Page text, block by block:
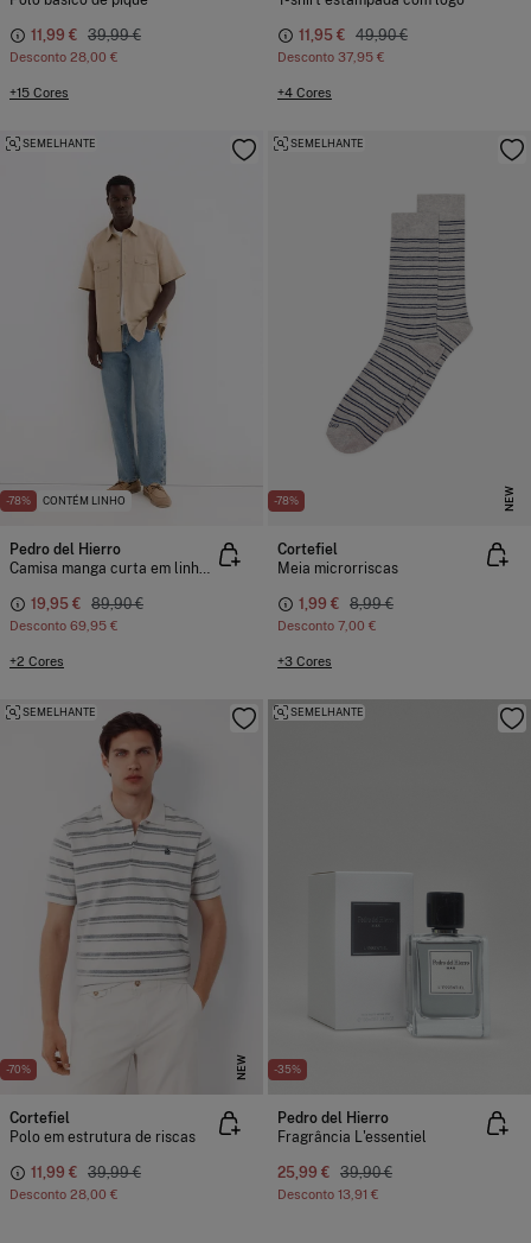
11,99 € 39,99 €
Desconto 28,00 €
+15 Cores
11,95 € 49,90 €
Desconto 37,95 €
+4 Cores
-78% CONTÉM LINHO
SEMELHANTE
Pedro del Hierro
Camisa manga curta em linho com bolsos
19,95 € 89,90 €
Desconto 69,95 €
+2 Cores
-78% NEW
SEMELHANTE
Cortefiel
Meia microrriscas
1,99 € 8,99 €
Desconto 7,00 €
+3 Cores
-70% NEW
SEMELHANTE
Cortefiel
Polo em estrutura de riscas
11,99 € 39,99 €
Desconto 28,00 €
-35%
SEMELHANTE
Pedro del Hierro
Fragrância L'essentiel
25,99 € 39,90 €
Desconto 13,91 €